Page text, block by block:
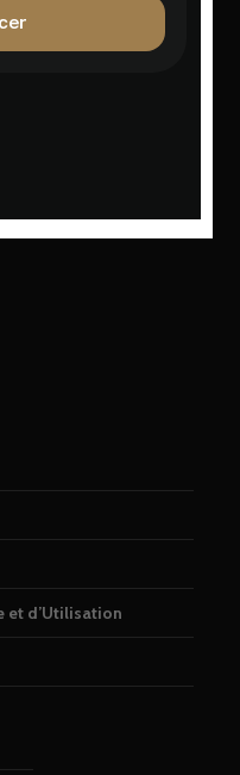
et d’Utilisation